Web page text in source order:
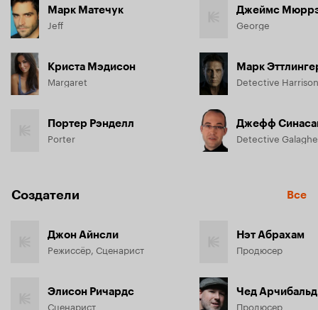
Марк Матечук
Jeff
Криста Мэдисон
Margaret
Портер Рэнделл
Porter
Джеймс
George
Марк
Detective Harrison
Джефф
Detective
Создатели Все
Джон Айнсли
Режиссёр, Сценарист
Элисон Ричардс
Сценарист
Нэт Абрахам
Продюсер
Чед Арчибальд
Продюсер